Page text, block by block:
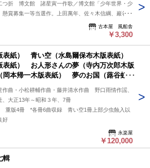
折 博文館 諸星寅一作歌／博文館「少年世界・少
懸賞募集一等当選作。上田萬年、佐々木信綱、巖谷季
古本屋 風船舎
￥3,300
表紙） 青い空（水島爾保布木版表紙）
表紙） お人形さんの夢（寺内万次郎木版
本帰一木版表紙） 夢のお国（蕗谷虹児
やんこお馬（初山滋木版表紙） 金の星
付
作曲・小松耕輔作曲・藤井清水作曲 野口雨情作謡、
、大正13年～昭和３年、7冊
重版4冊 *各冊6曲収録 青い空1冊上部少虫蝕入以
好
永楽屋
￥120,000
輯